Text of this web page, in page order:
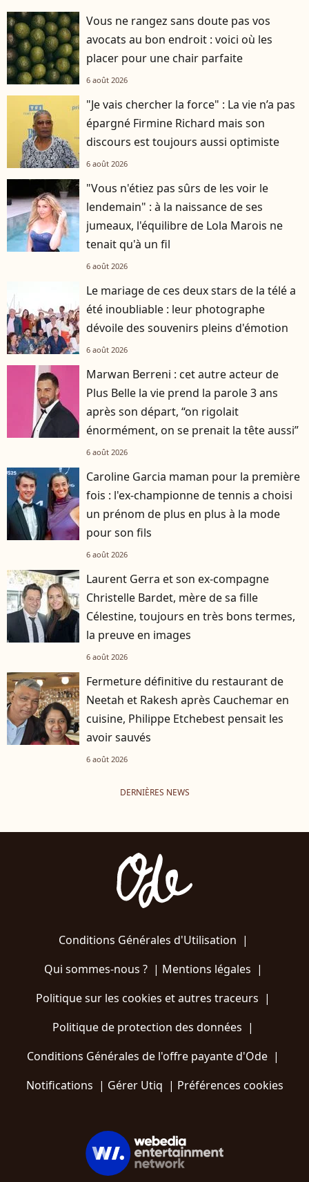
Vous ne rangez sans doute pas vos
avocats au bon endroit : voici où les
placer pour une chair parfaite
6 août 2026
"Je vais chercher la force" : La vie n’a pas
épargné Firmine Richard mais son
discours est toujours aussi optimiste
6 août 2026
"Vous n'étiez pas sûrs de les voir le
lendemain" : à la naissance de ses
jumeaux, l'équilibre de Lola Marois ne
tenait qu'à un fil
6 août 2026
Le mariage de ces deux stars de la télé a
été inoubliable : leur photographe
dévoile des souvenirs pleins d'émotion
6 août 2026
Marwan Berreni : cet autre acteur de
Plus Belle la vie prend la parole 3 ans
après son départ, “on rigolait
énormément, on se prenait la tête aussi”
6 août 2026
Caroline Garcia maman pour la première
fois : l'ex-championne de tennis a choisi
un prénom de plus en plus à la mode
pour son fils
6 août 2026
Laurent Gerra et son ex-compagne
Christelle Bardet, mère de sa fille
Célestine, toujours en très bons termes,
la preuve en images
6 août 2026
Fermeture définitive du restaurant de
Neetah et Rakesh après Cauchemar en
cuisine, Philippe Etchebest pensait les
avoir sauvés
6 août 2026
DERNIÈRES NEWS
Conditions Générales d'Utilisation |
Qui sommes-nous ?| Mentions légales |
Politique sur les cookies et autres traceurs |
Politique de protection des données |
Conditions Générales de l'offre payante d'Ode |
Notifications | Gérer Utiq | Préférences cookies